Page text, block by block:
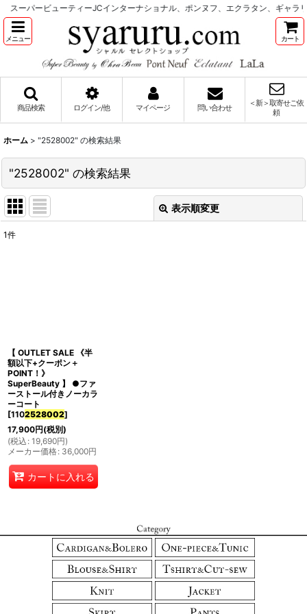
スーパービューティーJCインターナショナル、ポンヌフ、エクラタン、ギャラ
メニュー カート
商品検索 ログイン/他 マイページ 問い合わせ
＜新＞取寄せご依
頼
ホーム > "2528002" の検索結果
"2528002" の検索結果
表示順変更
1件
【 OUTLET SALE 《半
額以下+クーポン＋
POINT！》
SuperBeauty 】 ●ファ
ーストール付きノーカラ
ーコート
[1102528002]
17,900円(税別)
(税込 : 19,690円)
メーカー価格: 36,000円
カートに入れる